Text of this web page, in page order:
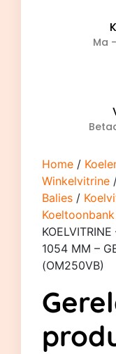
Ma
Home /
Winkelvitrine
Balies /
Koeltoonbank
1054 MM –
(OM250VB)